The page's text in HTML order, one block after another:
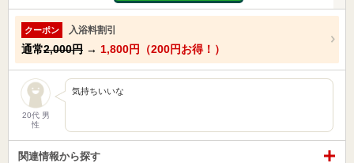
クーポン 入浴料割引
通常2,000円 → 1,800円（200円お得！）
20代 男
性
気持ちいいな
関連情報から探す